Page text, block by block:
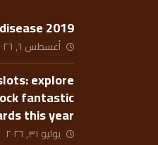
2019
أغسطس ٦, ٢٠٢٦
explore
fantastic
this year
يوليو ٣١, ٢٠٢٦